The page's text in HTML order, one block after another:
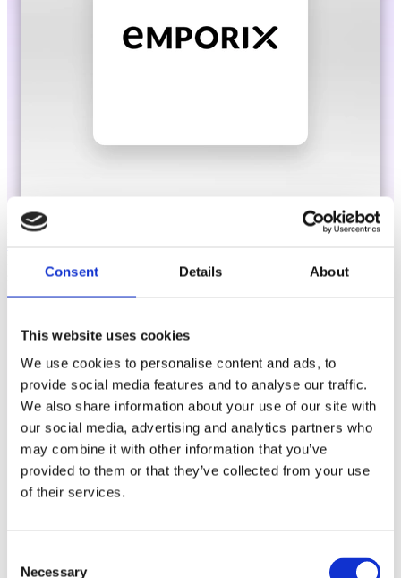
Consent Details About
This website uses cookies
We use cookies to personalise content and ads, to
provide social media features and to analyse our traffic.
We also share information about your use of our site with
our social media, advertising and analytics partners who
may combine it with other information that you’ve
provided to them or that they’ve collected from your use
of their services.
Necessary
Laioutr
skalierbare B2B- und B2C-Szenarien.